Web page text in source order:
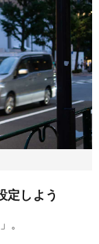
定しよう
」。